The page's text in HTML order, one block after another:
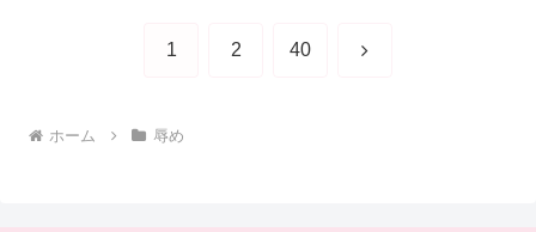
1 2 40 次
ホーム 辱め